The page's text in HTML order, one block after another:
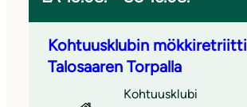
Kohtuusklubin mökkiretriitti
Talosaaren Torpalla
Kohtuusklubi